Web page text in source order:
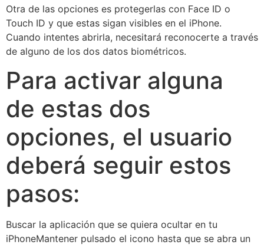
Otra de las opciones es protegerlas con Face ID o
Touch ID y que estas sigan visibles en el iPhone.
Cuando intentes abrirla, necesitará reconocerte a través
de alguno de los dos datos biométricos.
Para activar alguna
de estas dos
opciones, el usuario
deberá seguir estos
pasos:
Buscar la aplicación que se quiera ocultar en tu
iPhoneMantener pulsado el icono hasta que se abra un